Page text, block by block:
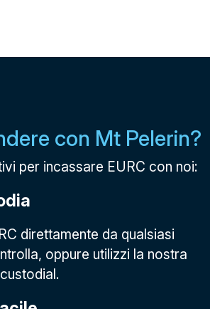
con Mt Pelerin?
per incassare EURC con noi:
direttamente da qualsiasi
oppure utilizzi la nostra